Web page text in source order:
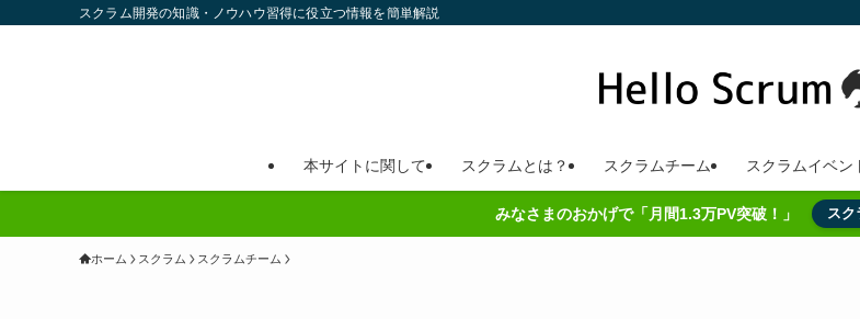
スクラム開発の知識・ノウハウ習得に役立つ情報を簡単解説
本サイトに関して スクラムとは？ スクラムチーム スクラムイベン
みなさまのおかげで「月間1.3万PV突破！」 スク
ホーム スクラム スクラムチーム